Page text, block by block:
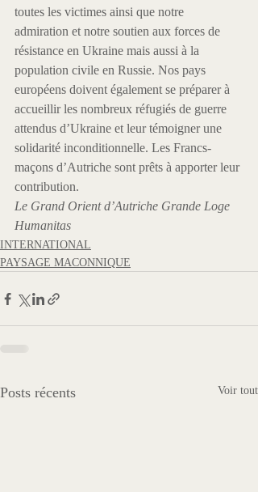
toutes les victimes ainsi que notre
admiration et notre soutien aux forces de
résistance en Ukraine mais aussi à la
population civile en Russie. Nos pays
européens doivent également se préparer à
accueillir les nombreux réfugiés de guerre
attendus d’Ukraine et leur témoigner une
solidarité inconditionnelle. Les Francs-
maçons d’Autriche sont prêts à apporter leur
contribution.
Le Grand Orient d’Autriche Grande Loge
Humanitas
INTERNATIONAL
PAYSAGE MACONNIQUE
Posts récents Voir tout